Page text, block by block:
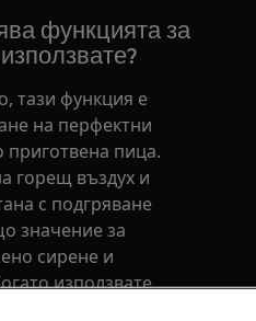
функцията за
тази функция е
на перфектни
приготвена пица.
горещ въздух и
с подгряване
значение за
сирене и
използвате